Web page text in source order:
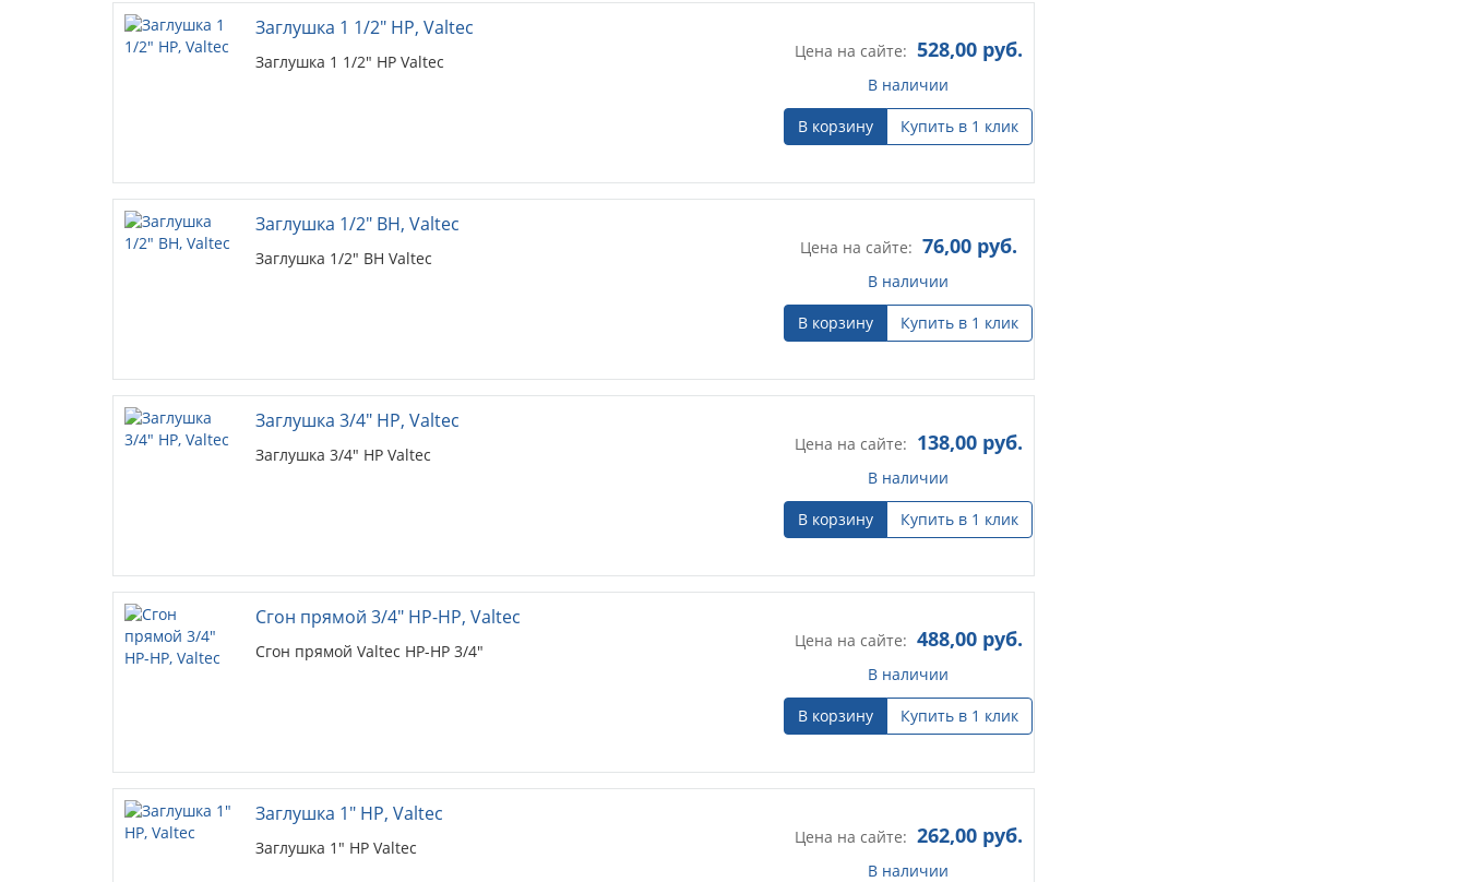
Заглушка 1 1/2" НР, Valtec
Заглушка 1 1/2" НР Valtec
Цена на сайте: 528,00руб.
В наличии
В корзину
Купить в 1 клик
Заглушка 1/2" ВН, Valtec
Заглушка 1/2" ВН Valtec
Цена на сайте: 76,00руб.
В наличии
В корзину
Купить в 1 клик
Заглушка 3/4" НР, Valtec
Заглушка 3/4" НР Valtec
Цена на сайте: 138,00руб.
В наличии
В корзину
Купить в 1 клик
Сгон прямой 3/4" НР-НР, Valtec
Сгон прямой Valtec НР-НР 3/4"
Цена на сайте: 488,00руб.
В наличии
В корзину
Купить в 1 клик
Заглушка 1" НР, Valtec
Заглушка 1" НР Valtec
Цена на сайте: 262,00руб.
В наличии